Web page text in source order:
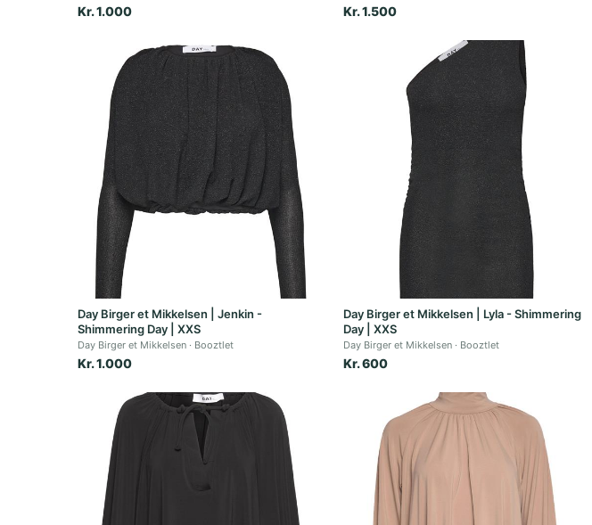
Kr. 1.000 Kr. 1.500
Day Birger et Mikkelsen | Jenkin -
Shimmering Day | XXS
Day Birger et Mikkelsen Booztlet
Kr. 1.000
Day Birger et Mikkelsen | Lyla - Shimmering
Day | XXS
Day Birger et Mikkelsen Booztlet
Kr. 600